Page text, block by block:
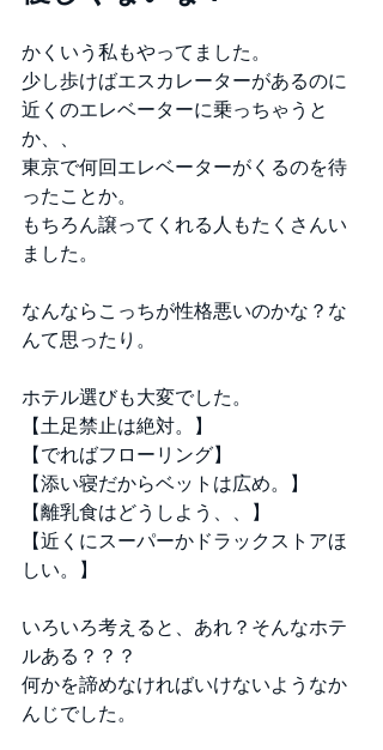
かくいう私もやってました。
少し歩けばエスカレーターがあるのに
近くのエレベーターに乗っちゃうと
か、、
東京で何回エレベーターがくるのを待
ったことか。
もちろん譲ってくれる人もたくさんい
ました。
なんならこっちが性格悪いのかな？な
んて思ったり。
ホテル選びも大変でした。
【土足禁止は絶対。】
【でればフローリング】
【添い寝だからベットは広め。】
【離乳食はどうしよう、、】
【近くにスーパーかドラックストアほ
しい。】
いろいろ考えると、あれ？そんなホテ
ルある？？？
何かを諦めなければいけないようなか
んじでした。